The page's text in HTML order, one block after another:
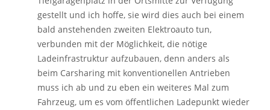
gestellt und ich hoffe, sie wird dies auch bei einem
bald anstehenden zweiten Elektroauto tun,
verbunden mit der Möglichkeit, die nötige
Ladeinfrastruktur aufzubauen, denn anders als
beim Carsharing mit konventionellen Antrieben
muss ich ab und zu eben ein weiteres Mal zum
Fahrzeug, um es vom öffentlichen Ladepunkt wieder